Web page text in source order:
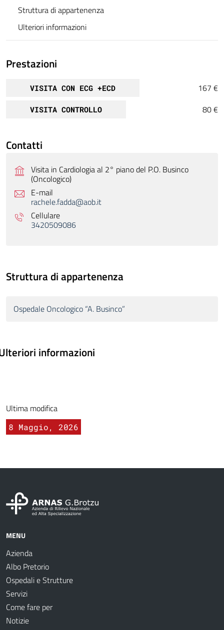
Struttura di appartenenza
Ulteriori informazioni
Prestazioni
VISITA CON ECG +ECD 167 €
VISITA CONTROLLO 80 €
Contatti
Visita in Cardiologia al 2° piano del P.O. Businco
(Oncologico)
E-mail
rachele.fadda@aob.it
Cellulare
3420509086
Struttura di appartenenza
Ospedale Oncologico “A. Businco”
informazioni
Ultima modifica
8 Maggio, 2026
MENU
Azienda
Albo Pretorio
Ospedali e Strutture
Servizi
Come fare per
Notizie